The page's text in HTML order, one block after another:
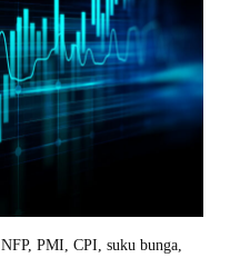
NFP, PMI, CPI, suku bunga,